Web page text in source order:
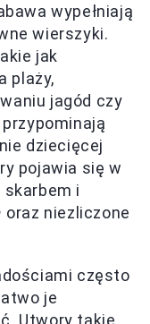
wypełniają
wierszyki.
jak
plaży,
jagód czy
dziecięcej
pojawia się w
i
oraz niezliczone
często
je
Utwory takie